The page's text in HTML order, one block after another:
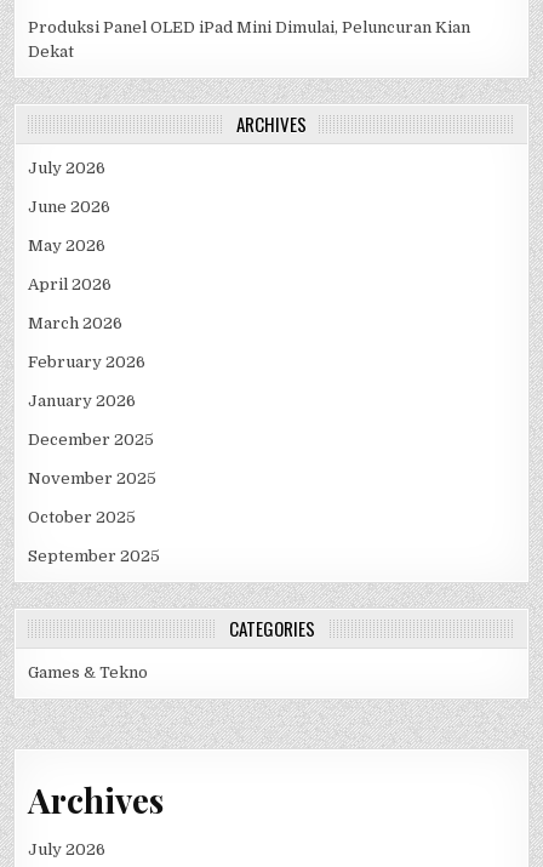
Produksi Panel OLED iPad Mini Dimulai, Peluncuran Kian
Dekat
ARCHIVES
July 2026
June 2026
May 2026
April 2026
March 2026
February 2026
January 2026
December 2025
November 2025
October 2025
September 2025
CATEGORIES
Games & Tekno
Archives
July 2026